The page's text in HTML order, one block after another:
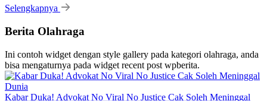
Selengkapnya
Berita Olahraga
Ini contoh widget dengan style gallery pada kategori olahraga, anda
bisa mengaturnya pada widget recent post wpberita.
Kabar Duka! Advokat No Viral No Justice Cak Soleh Meninggal